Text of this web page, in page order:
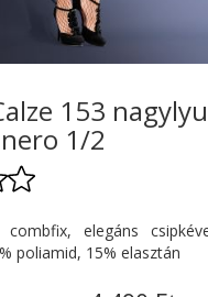
153
1/2
combfix, elegáns
poliamid, 15% elasztán